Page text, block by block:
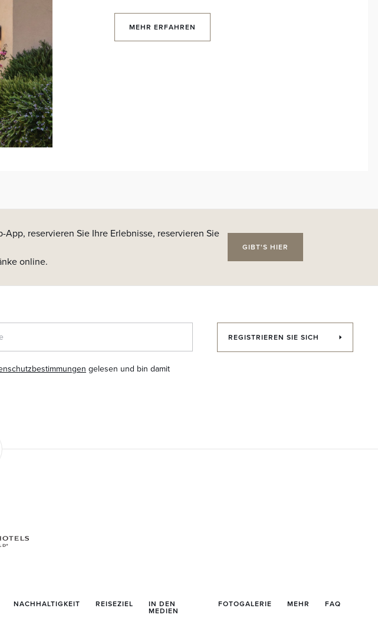
MEHR ERFAHREN
App, reservieren Sie Ihre Erlebnisse, reservieren Sie
online.
GIBT'S HIER
gelesen und bin damit
REGISTRIEREN SIE SICH
NACHHALTIGKEIT REISEZIEL IN DEN
MEDIEN
FOTOGALERIE MEHR FAQ